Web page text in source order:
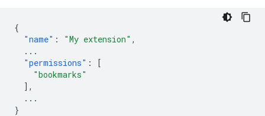
{
"name" : "My extension" ,
...
"permissions" :
[
"bookmarks"
],
...
}